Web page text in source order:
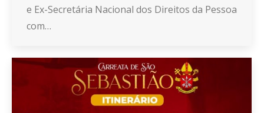
e Ex-Secretária Nacional dos Direitos da Pessoa
com…